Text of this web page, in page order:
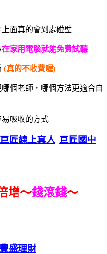
面真的會到處碰壁
在家用電腦就能免費試聽
(真的不收費喔)
個老師，哪個方法更適合自
吸收的方式
巨匠線上真人 巨匠國中
增～錢滾錢～
豐盛理財